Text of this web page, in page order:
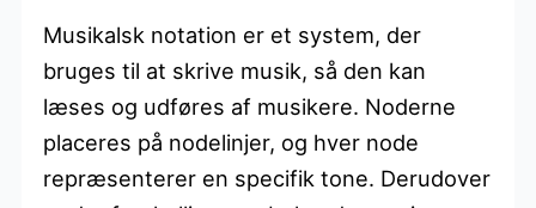
Musikalsk notation er et system, der
bruges til at skrive musik, så den kan
læses og udføres af musikere. Noderne
placeres på nodelinjer, og hver node
repræsenterer en specifik tone. Derudover